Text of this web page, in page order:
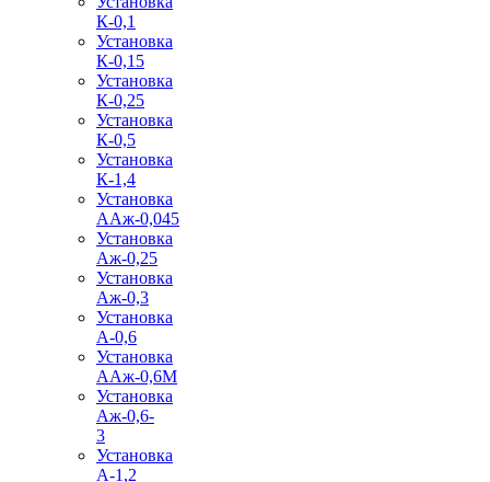
К-0,1
Установка
К-0,15
Установка
К-0,25
Установка
К-0,5
Установка
К-1,4
Установка
ААж-0,045
Установка
Аж-0,25
Установка
Аж-0,3
Установка
А-0,6
Установка
ААж-0,6М
Установка
Аж-0,6-
3
Установка
А-1,2